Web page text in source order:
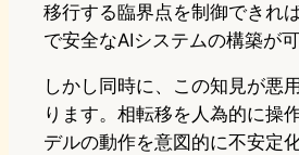
移行する臨界点を制御できれ
で安全なAIシステムの構築が
しかし同時に、この知見が悪
ります。相転移を人為的に操
デルの動作を意図的に不安定